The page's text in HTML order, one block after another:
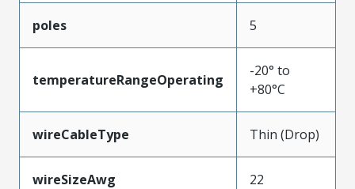
poles 5
temperatureRangeOperating
-20° to
+80°C
wireCableType Thin (Drop)
wireSizeAwg 22